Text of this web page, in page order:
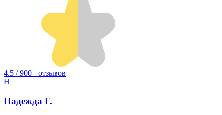
4.5 / 900+ отзывов
Н
Надежда Г.